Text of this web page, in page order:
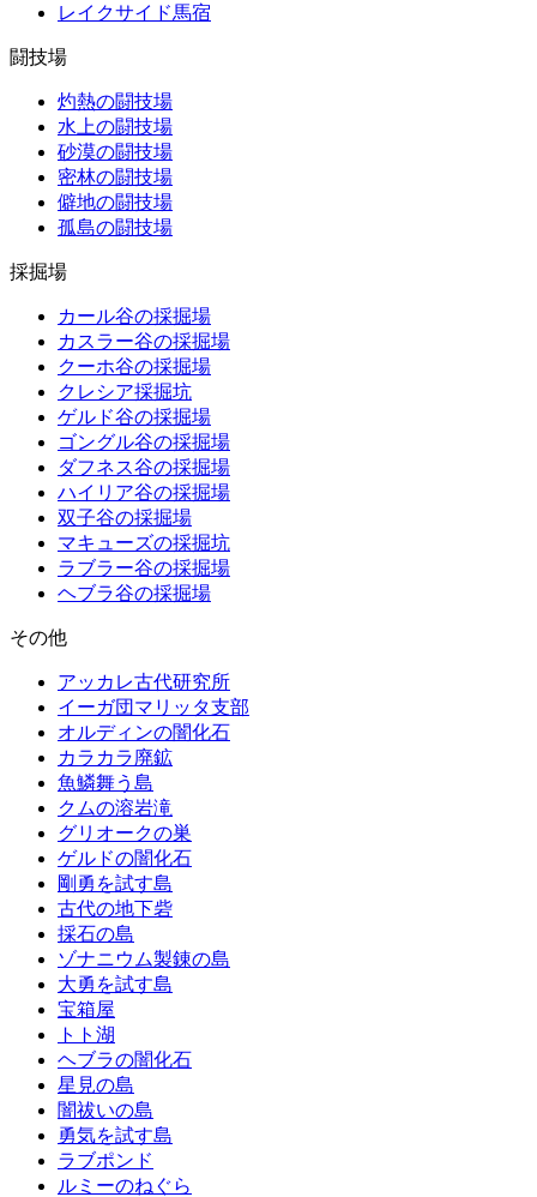
レイクサイド馬宿
闘技場
灼熱の闘技場
水上の闘技場
砂漠の闘技場
密林の闘技場
僻地の闘技場
孤島の闘技場
採掘場
カール谷の採掘場
カスラー谷の採掘場
クーホ谷の採掘場
クレシア採掘坑
ゲルド谷の採掘場
ゴングル谷の採掘場
ダフネス谷の採掘場
ハイリア谷の採掘場
双子谷の採掘場
マキューズの採掘坑
ラブラー谷の採掘場
ヘブラ谷の採掘場
その他
アッカレ古代研究所
イーガ団マリッタ支部
オルディンの闇化石
カラカラ廃鉱
魚鱗舞う島
クムの溶岩滝
グリオークの巣
ゲルドの闇化石
剛勇を試す島
古代の地下砦
採石の島
ゾナニウム製錬の島
大勇を試す島
宝箱屋
トト湖
ヘブラの闇化石
星見の島
闇祓いの島
勇気を試す島
ラブポンド
ルミーのねぐら